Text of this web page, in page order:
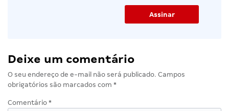
Deixe um comentário
O seu endereço de e-mail não será publicado. Campos
obrigatórios são marcados com *
Comentário *